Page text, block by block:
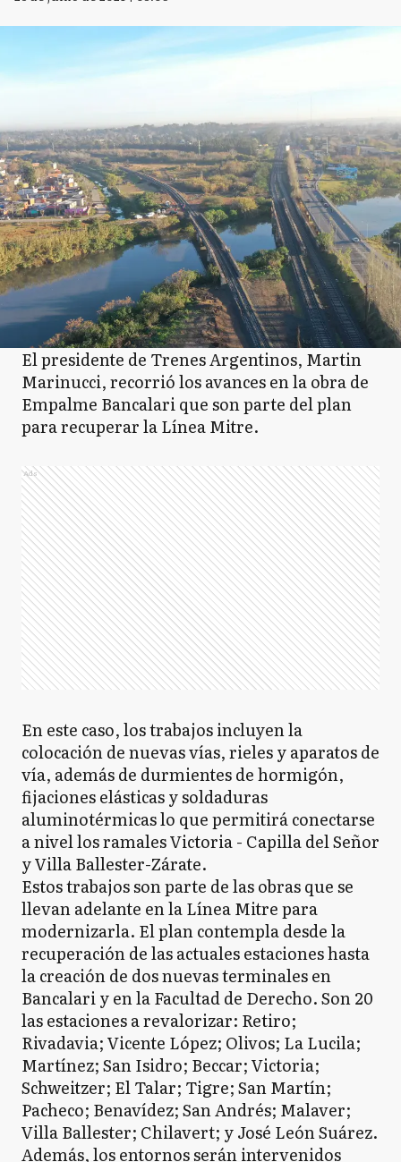
MH Monte Hermoso
M Moreno
M Morón
N Navarro
N Necochea
O Olavarría
P Patagones
P Pehuajó
P Pergamino
P Pila
P Pilar
P Pinamar
PP Presidente Perón
El presidente de Trenes Argentinos, Martin
Marinucci, recorrió los avances en la obra de
Empalme Bancalari que son parte del plan
para recuperar la Línea Mitre.
Ads
En este caso, los trabajos incluyen la
colocación de nuevas vías, rieles y aparatos de
vía, además de durmientes de hormigón,
fijaciones elásticas y soldaduras
aluminotérmicas lo que permitirá conectarse
a nivel los ramales Victoria - Capilla del Señor
y Villa Ballester-Zárate.
Estos trabajos son parte de las obras que se
llevan adelante en la Línea Mitre para
modernizarla. El plan contempla desde la
recuperación de las actuales estaciones hasta
la creación de dos nuevas terminales en
Bancalari y en la Facultad de Derecho. Son 20
las estaciones a revalorizar: Retiro;
Rivadavia; Vicente López; Olivos; La Lucila;
Martínez; San Isidro; Beccar; Victoria;
Schweitzer; El Talar; Tigre; San Martín;
Pacheco; Benavídez; San Andrés; Malaver;
Villa Ballester; Chilavert; y José León Suárez.
Además, los entornos serán intervenidos